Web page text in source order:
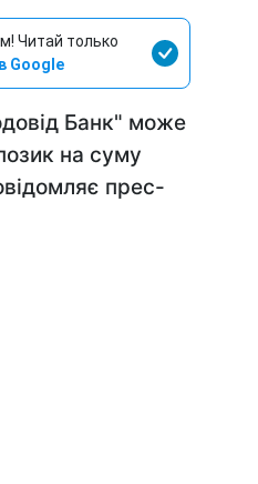
Читай только
Google
Банк" може
на суму
прес-